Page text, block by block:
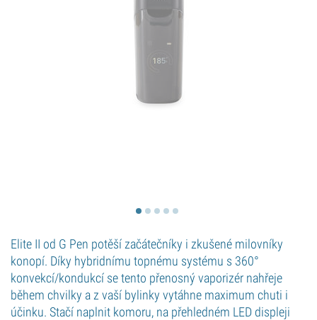
Elite II od G Pen potěší začátečníky i zkušené milovníky
konopí. Díky hybridnímu topnému systému s 360°
konvekcí/kondukcí se tento přenosný vaporizér nahřeje
během chvilky a z vaší bylinky vytáhne maximum chuti i
účinku. Stačí naplnit komoru, na přehledném LED displeji